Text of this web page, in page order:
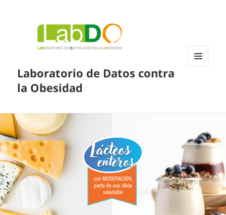
Laboratorio de Datos contra
la Obesidad